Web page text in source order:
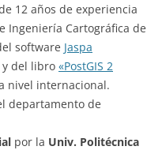
12 años de experiencia
Ingeniería Cartográfica de
software Jaspa
y del libro «PostGIS 2
nivel internacional.
departamento de
por la Univ. Politécnica